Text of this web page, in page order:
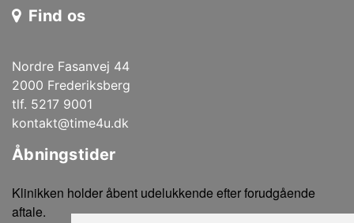
Find os
Nordre Fasanvej 44
2000 Frederiksberg
tlf. 5217 9001
kontakt@time4u.dk
Åbningstider
Klinikken holder åbent udelukkende efter forudgående
aftale.